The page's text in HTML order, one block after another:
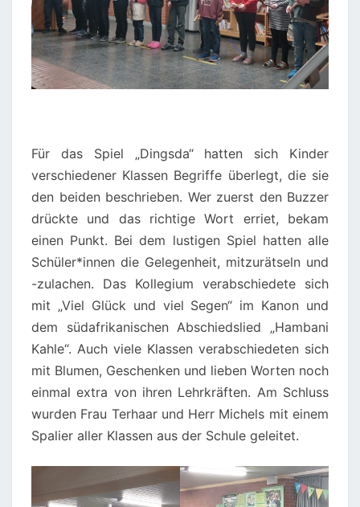
Für das Spiel „Dingsda“ hatten sich Kinder
verschiedener Klassen Begriffe überlegt, die sie
den beiden beschrieben. Wer zuerst den Buzzer
drückte und das richtige Wort erriet, bekam
einen Punkt. Bei dem lustigen Spiel hatten alle
Schüler*innen die Gelegenheit, mitzurätseln und
-zulachen. Das Kollegium verabschiedete sich
mit „Viel Glück und viel Segen“ im Kanon und
dem südafrikanischen Abschiedslied „Hambani
Kahle“. Auch viele Klassen verabschiedeten sich
mit Blumen, Geschenken und lieben Worten noch
einmal extra von ihren Lehrkräften. Am Schluss
wurden Frau Terhaar und Herr Michels mit einem
Spalier aller Klassen aus der Schule geleitet.